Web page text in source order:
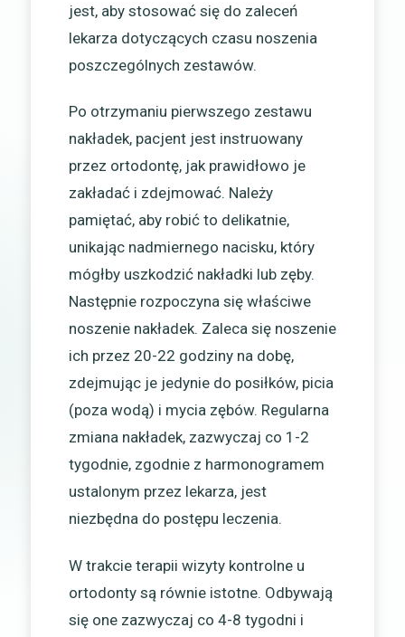
jest, aby stosować się do zaleceń
lekarza dotyczących czasu noszenia
poszczególnych zestawów.
Po otrzymaniu pierwszego zestawu
nakładek, pacjent jest instruowany
przez ortodontę, jak prawidłowo je
zakładać i zdejmować. Należy
pamiętać, aby robić to delikatnie,
unikając nadmiernego nacisku, który
mógłby uszkodzić nakładki lub zęby.
Następnie rozpoczyna się właściwe
noszenie nakładek. Zaleca się noszenie
ich przez 20-22 godziny na dobę,
zdejmując je jedynie do posiłków, picia
(poza wodą) i mycia zębów. Regularna
zmiana nakładek, zazwyczaj co 1-2
tygodnie, zgodnie z harmonogramem
ustalonym przez lekarza, jest
niezbędna do postępu leczenia.
W trakcie terapii wizyty kontrolne u
ortodonty są równie istotne. Odbywają
się one zazwyczaj co 4-8 tygodni i